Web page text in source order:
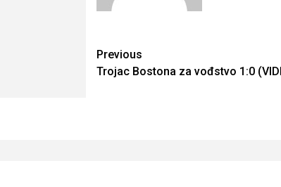
Continue
Reading
Previous
Trojac Bostona za vođstvo 1:0